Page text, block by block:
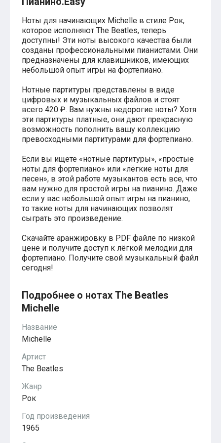
Реквием по мечте
Пираты Карибского моря
Сумерки
Величайший шоумен
Звездные войны
Ла ла Ленд
Ромео и Джульетта (1968)
Бумер
Аладдин (2019)
Король лев (2019)
Брат-2
Властелин колец: Братство Кольца
Гордость и предубеждение
Времена года - Вивальди
Времена года - Чайковский
Сонаты Бетховена
Ноты для вальса
Из мультфильмов
Король лев
Холодное сердце
Красавица и чудовище
из мультфильмов Disney
Моана (Disney)
Ноты из аниме
Ходячий замок Хаула
1-ой класс обучения
2-ий класс обучения
Для детского сада
Ноты для средней группы
Ноты для старшей группы
Пасхальные ноты
Христианская музыка
из компьютерных игр
The Legend Of Zelda
Friday Night Funkin’
Super Mario Bros.
для различных игр
Minecraft
Ноты для начинающих Michelle в стиле Рок,
которое исполняют The Beatles, теперь
доступны! Эти ноты высокого качества были
созданы профессиональными пианистами. Они
предназначены для клавишников, имеющих
небольшой опыт игры на фортепиано.
Нотные партитуры представлены в виде
цифровых и музыкальных файлов и стоят
всего 420 ₽. Вам нужны недорогие ноты? Хотя
эти партитуры платные, они дают прекрасную
возможность пополнить вашу коллекцию
превосходными партитурами для фортепиано.
Если вы ищете «нотные партитуры», «простые
ноты для фортепиано» или «лёгкие ноты для
песен», в этой работе музыкантов есть все, что
вам нужно для простой игры на пианино. Даже
если у вас небольшой опыт игры на пианино,
то такие ноты для начинающих позволят
сыграть это произведение.
Скачайте аранжировку в PDF файле по низкой
цене и получите доступ к лёгкой мелодии для
фортепиано. Получите свой музыкальный файл
сегодня!
Подробнее о нотах The Beatles
Michelle
Название
Michelle
Артист
The Beatles
Жанр
Рок
Год произведения
1965